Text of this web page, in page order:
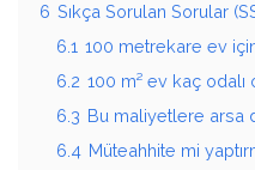
6 Sıkça Sorulan Sorular
6.1 100 metrekare ev
6.2 100 m² ev kaç odalı
6.3 Bu maliyetlere arsa
6.4 Müteahhite mi